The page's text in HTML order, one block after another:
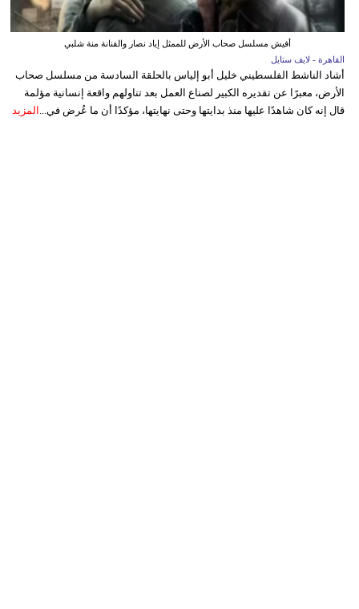
أفيش مسلسل صحاب الأرض للممثل إياد نصار والفنانة منة شلبي
القاهرة - لايف ستايل
أشاد الناشط الفلسطيني خليل أبو إلياس بالحلقة السادسة من مسلسل صحاب
الأرض، معبرًا عن تقديره الكبير لصناع العمل بعد تناولهم واقعة إنسانية مؤلمة
قال إنه كان شاهدًا عليها منذ بدايتها وحتى نهايتها، مؤكدًا أن ما عُرض في... المزيد